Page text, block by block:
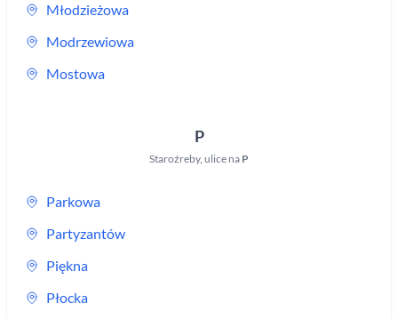
Młodzieżowa
Modrzewiowa
Mostowa
P
Staroźreby, ulice na P
Parkowa
Partyzantów
Piękna
Płocka